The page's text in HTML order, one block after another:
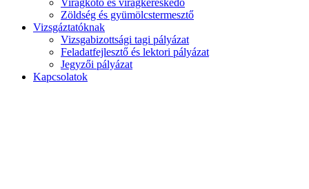
Virágkötő és virágkereskedő
Zöldség és gyümölcstermesztő
Vizsgáztatóknak
Vizsgabizottsági tagi pályázat
Feladatfejlesztő és lektori pályázat
Jegyzői pályázat
Kapcsolatok